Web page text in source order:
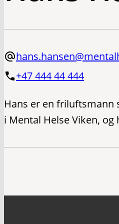
+47 444 44 444
Hans er en friluftsmann
i Mental Helse Viken,